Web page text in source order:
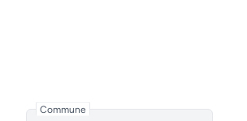
Commune